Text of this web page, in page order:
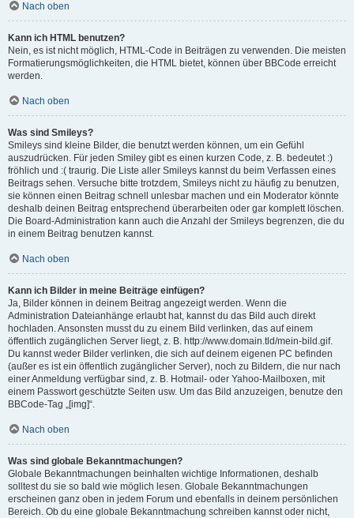
Nach oben
Kann ich HTML benutzen?
Nein, es ist nicht möglich, HTML-Code in Beiträgen zu verwenden. Die meisten
Formatierungsmöglichkeiten, die HTML bietet, können über BBCode erreicht
werden.
Nach oben
Was sind Smileys?
Smileys sind kleine Bilder, die benutzt werden können, um ein Gefühl
auszudrücken. Für jeden Smiley gibt es einen kurzen Code, z. B. bedeutet :)
fröhlich und :( traurig. Die Liste aller Smileys kannst du beim Verfassen eines
Beitrags sehen. Versuche bitte trotzdem, Smileys nicht zu häufig zu benutzen,
sie können einen Beitrag schnell unlesbar machen und ein Moderator könnte
deshalb deinen Beitrag entsprechend überarbeiten oder gar komplett löschen.
Die Board-Administration kann auch die Anzahl der Smileys begrenzen, die du
in einem Beitrag benutzen kannst.
Nach oben
Kann ich Bilder in meine Beiträge einfügen?
Ja, Bilder können in deinem Beitrag angezeigt werden. Wenn die
Administration Dateianhänge erlaubt hat, kannst du das Bild auch direkt
hochladen. Ansonsten musst du zu einem Bild verlinken, das auf einem
öffentlich zugänglichen Server liegt, z. B. http://www.domain.tld/mein-bild.gif.
Du kannst weder Bilder verlinken, die sich auf deinem eigenen PC befinden
(außer es ist ein öffentlich zugänglicher Server), noch zu Bildern, die nur nach
einer Anmeldung verfügbar sind, z. B. Hotmail- oder Yahoo-Mailboxen, mit
einem Passwort geschützte Seiten usw. Um das Bild anzuzeigen, benutze den
BBCode-Tag „[img]“.
Nach oben
Was sind globale Bekanntmachungen?
Globale Bekanntmachungen beinhalten wichtige Informationen, deshalb
solltest du sie so bald wie möglich lesen. Globale Bekanntmachungen
erscheinen ganz oben in jedem Forum und ebenfalls in deinem persönlichen
Bereich. Ob du eine globale Bekanntmachung schreiben kannst oder nicht,